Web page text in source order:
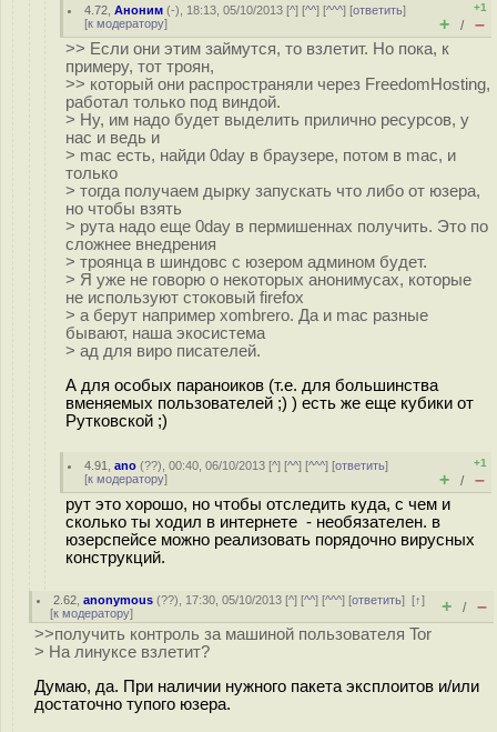
4.72 ,Аноним (-), 18:13, 05/10/2013 [^] [^^] [^^^] [ответить]
[к модератору]
+1
+ / –
>> Если они этим займутся, то взлетит. Но пока, к
примеру, тот троян,
>> который они распространяли через FreedomHosting,
работал только под виндой.
> Ну, им надо будет выделить прилично ресурсов, у
нас и ведь и
> mac есть, найди 0day в браузере, потом в mac, и
только
> тогда получаем дырку запускать что либо от юзера,
но чтобы взять
> рута надо еще 0day в пермишеннах получить. Это по
сложнее внедрения
> троянца в шиндовс с юзером админом будет.
> Я уже не говорю о некоторых анонимусах, которые
не используют стоковый firefox
> а берут например xombrero. Да и mac разные
бывают, наша экосистема
> ад для виро писателей.
А для особых параноиков (т.е. для большинства
вменяемых пользователей ;) ) есть же еще кубики от
Рутковской ;)
4.91 ,ano (??), 00:40, 06/10/2013 [^] [^^] [^^^] [ответить]
[к модератору]
+1
+ / –
рут это хорошо, но чтобы отследить куда, с чем и
сколько ты ходил в интернете - необязателен. в
юзерспейсе можно реализовать порядочно вирусных
конструкций.
2.62 ,anonymous (??), 17:30, 05/10/2013 [^] [^^] [^^^] [ответить][↑]
[к модератору] + / –
>>получить контроль за машиной пользователя Tor
> На линуксе взлетит?
Думаю, да. При наличии нужного пакета эксплоитов и/или
достаточно тупого юзера.